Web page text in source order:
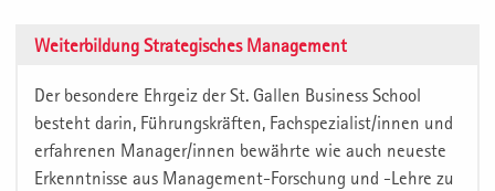
Weiterbildung Strategisches Management
Der besondere Ehrgeiz der St. Gallen Business School
besteht darin, Führungskräften, Fachspezialist/innen und
erfahrenen Manager/innen bewährte wie auch neueste
Erkenntnisse aus Management-Forschung und -Lehre zu